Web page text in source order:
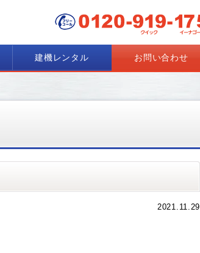
建機レンタル お問い合わせ
2021.11.29